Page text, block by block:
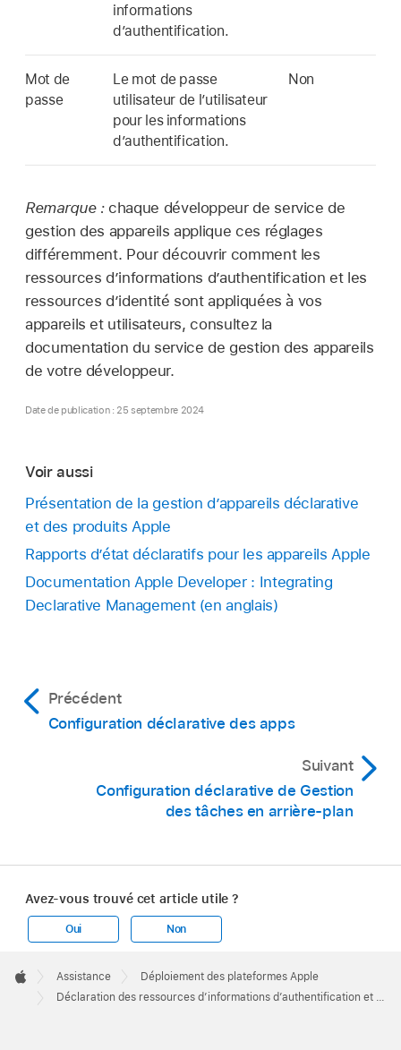
informations
d’authentification.
Mot de
passe
Le mot de passe
utilisateur de l’utilisateur
pour les informations
d’authentification.
Non
Remarque : chaque développeur de service de
gestion des appareils applique ces réglages
différemment. Pour découvrir comment les
ressources d’informations d’authentification et les
ressources d’identité sont appliquées à vos
appareils et utilisateurs, consultez la
documentation du service de gestion des appareils
de votre développeur.
Date de publication : 25 septembre 2024
Voir aussi
Présentation de la gestion d’appareils déclarative
et des produits Apple
Rapports dʼétat déclaratifs pour les appareils Apple
Documentation Apple Developer : Integrating
Declarative Management (en anglais)
Précédent
Configuration déclarative des apps
Suivant
Configuration déclarative de Gestion
des tâches en arrière-plan
Avez-vous trouvé cet article utile ?
Oui Non
Footer

Apple
Assistance
Déploiement des plateformes Apple
Déclaration des ressources d’informations d’authentification et d’identité pour les appareils Apple